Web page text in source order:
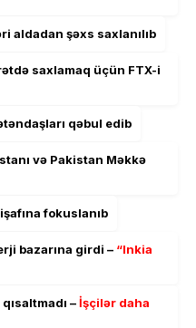
aldadan şəxs saxlanılıb
saxlamaq üçün FTX-i
qəbul edib
və Pakistan Məkkə
fokuslanıb
bazarına girdi – “Inkia
–İşçilər daha